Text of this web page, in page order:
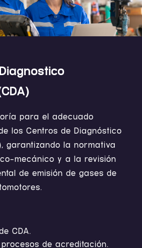
para el adecuado
los Centros de Diagnóstico
garantizando la normativa
mecánico y a la revisión
de emisión de gases de
CDA.
de acreditación.